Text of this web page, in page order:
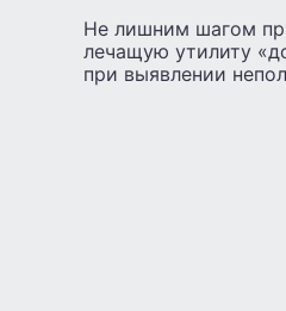
Не лишним шагом
лечащую утилиту
при выявлении